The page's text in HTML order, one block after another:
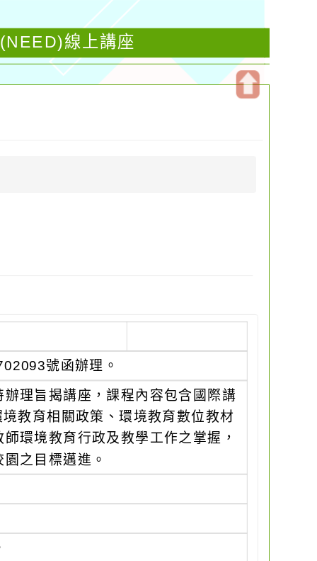
線上講座
號函辦理。
理旨揭講座，課程內容包含國際講
教育相關政策、環境教育數位教材
環境教育行政及教學工作之掌握，
之目標邁進。